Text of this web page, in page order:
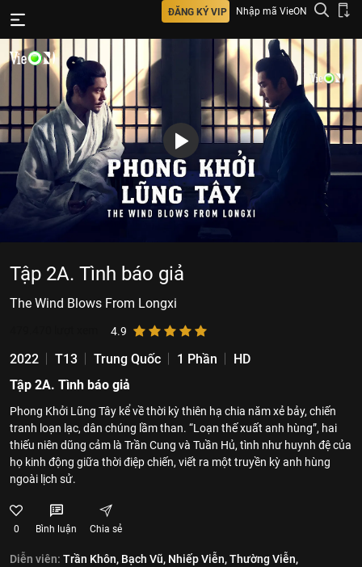
ĐĂNG KÝ VIP Nhập mã VieON
Tập 2A. Tình báo giả
The Wind Blows From Longxi
4.9
2022 T13 Trung Quốc 1 Phần
HD
Tập 2A. Tình báo giả
Phong Khởi Lũng Tây kể về thời kỳ thiên hạ chia năm xẻ bảy, chiến
tranh loạn lạc, dân chúng lầm than. “Loạn thế xuất anh hùng”, hai
thiếu niên dũng cảm là Trần Cung và Tuần Hủ, tình như huynh đệ của
họ kinh động giữa thời điệp chiến, viết ra một truyền kỳ anh hùng
ngoài lịch sử.
0 Bình luận Chia sẻ
Diễn viên: Trần Khôn, Bạch Vũ, Nhiếp Viễn,Thường Viễn,